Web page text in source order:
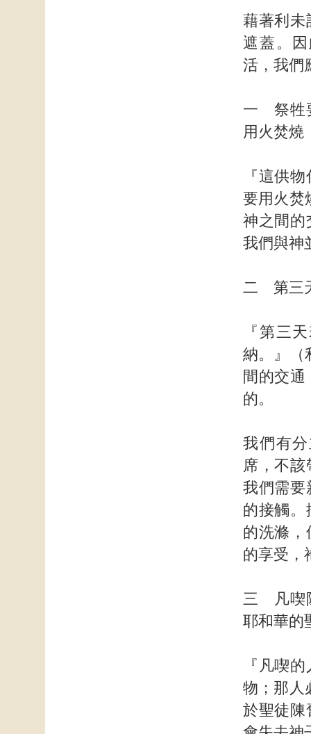
藉著利未
遮蓋。
活，我們
一 祭牲
用火焚燒
『這供
要用火焚
神之間的
我們與神
二 第三
『第三
納。』（
間的交
的。
我們有
席，不
我們需要
的接觸。
的洗滌，
的享受，
三 凡喫
耶和華的
『凡喫
物；那人
於聖徒陳